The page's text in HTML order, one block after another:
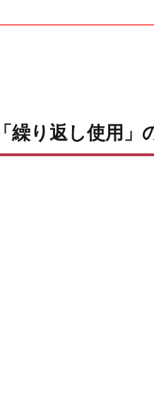
繰り返し使用」